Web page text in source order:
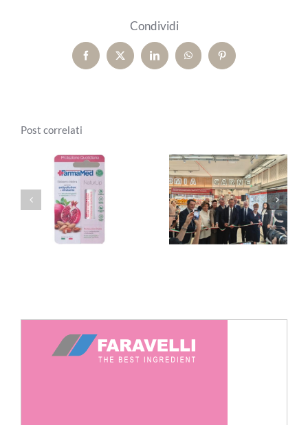
Condividi
FacebookX LinkedInWhatsAppPinterest
Post correlati